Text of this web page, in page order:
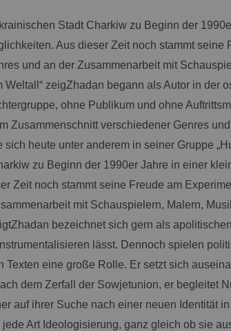
Stadt Charkiw zu Beginn der
Aus dieser Zeit noch stammt seine
und an der Zusammenarbeit mit
Weltall“ zeigZhadan begann als Autor in der
ohne Publikum und ohne
Zusammenschnitt verschiedener Genres
heute unter anderem in seiner Gruppe
zu Beginn der 1990er Jahre in einer
Zeit noch stammt seine Freude am
mit Schauspielern, Malern,
Zhadan bezeichnet sich gern als
lässt. Dennoch spielen
Texten eine große Rolle. Er setzt sich
dem Zerfall der Sowjetunion, er begleitet
auf ihrer Suche nach einer neuen Identität
Art Ideologisierung, ganz gleich ob sie